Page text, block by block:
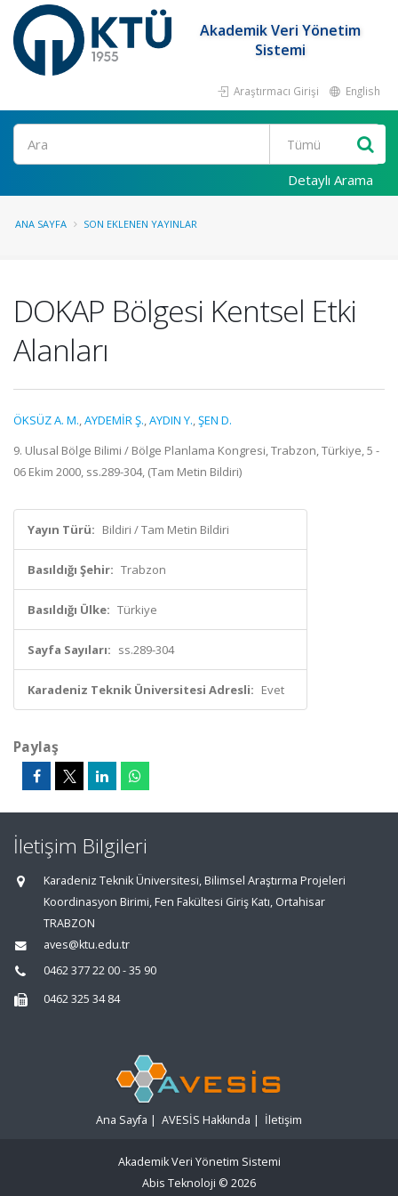
Akademik Veri Yönetim
Sistemi
Araştırmacı Girişi English
Ara
Detaylı Arama
ANA SAYFA SON EKLENEN YAYINLAR
DOKAP Bölgesi Kentsel Etki
Alanları
ÖKSÜZ A. M.,AYDEMİR Ş.,AYDIN Y.,ŞEN D.
9. Ulusal Bölge Bilimi / Bölge Planlama Kongresi, Trabzon, Türkiye, 5 -
06 Ekim 2000, ss.289-304, (Tam Metin Bildiri)
Yayın Türü: Bildiri / Tam Metin Bildiri
Basıldığı Şehir: Trabzon
Basıldığı Ülke: Türkiye
Sayfa Sayıları: ss.289-304
Karadeniz Teknik Üniversitesi Adresli: Evet
Paylaş
İletişim Bilgileri
Karadeniz Teknik Üniversitesi, Bilimsel Araştırma Projeleri
Koordinasyon Birimi, Fen Fakültesi Giriş Katı, Ortahisar
TRABZON
aves@ktu.edu.tr
0462 377 22 00 - 35 90
0462 325 34 84
Ana Sayfa | AVESİS Hakkında | İletişim
Akademik Veri Yönetim Sistemi
Abis Teknoloji © 2026